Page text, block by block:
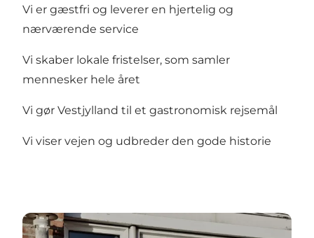
Vi er gæstfri og leverer en hjertelig og
nærværende service
Vi skaber lokale fristelser, som samler
mennesker hele året
Vi gør Vestjylland til et gastronomisk rejsemål
Vi viser vejen og udbreder den gode historie